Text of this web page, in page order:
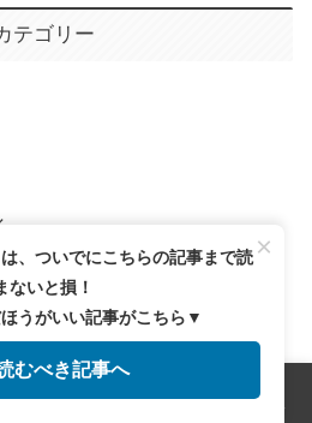
テゴリー
存
サイドバー
×
、ついでにこちらの記事まで読
ないと損！
うがいい記事がこちら▼
むべき記事へ